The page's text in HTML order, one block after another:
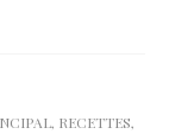
, RECETTES,